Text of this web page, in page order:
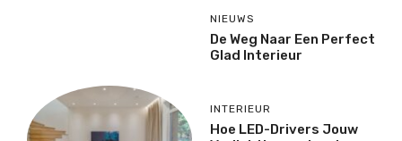
NIEUWS
De Weg Naar Een Perfect
Glad Interieur
INTERIEUR
Hoe LED-Drivers Jouw